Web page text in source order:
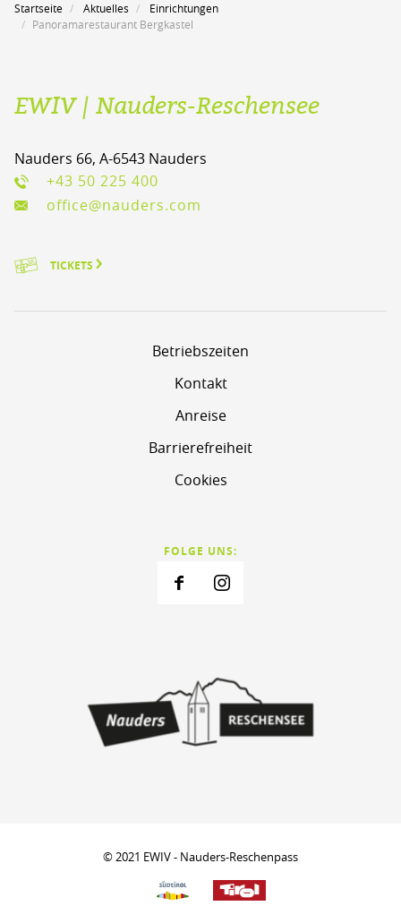
Startseite Aktuelles
Einrichtungen
Panoramarestaurant Bergkastel
EWIV | Nauders-Reschensee
Nauders 66, A-6543 Nauders
+43 50 225 400
office@nauders.com
TICKETS
Betriebszeiten
Kontakt
Anreise
Barrierefreiheit
Cookies
FOLGE UNS:
© 2021 EWIV - Nauders-Reschenpass